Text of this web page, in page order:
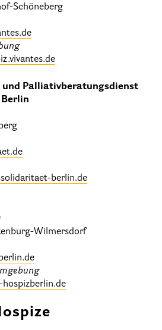
Schöneberg
und Palliativberatungsdienst
berlin.de
Wilmersdorf